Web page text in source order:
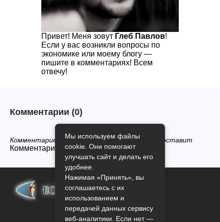
Привет! Меня зовут Глеб Павлов!
Если у вас возникли вопросы по
экономике или моему блогу —
пишите в комментариях! Всем
отвечу!
Комментарии (0)
Комментариев нет, будьте первым кто его оставит
Комментарии закрыты.
Мы используем файлы
cookie. Они помогают
улучшать сайт и делать его
удобнее.
Нажимая «Принять», вы
соглашаетесь с их
использованием и
передачей данных сервису
веб-аналитики. Если нет —